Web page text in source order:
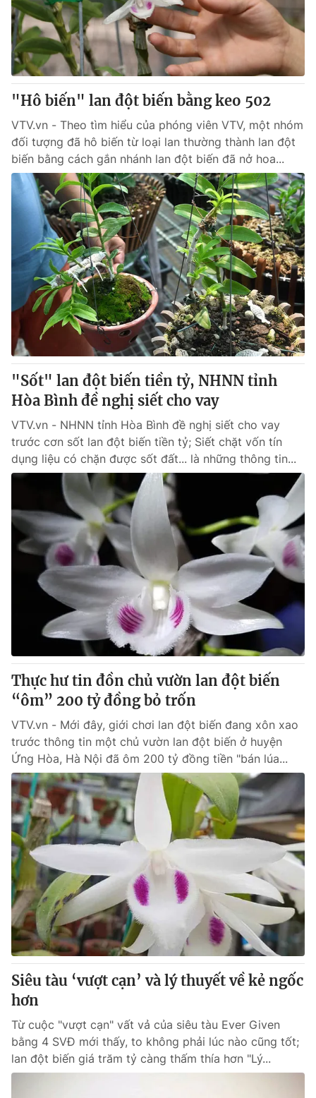
"Hô biến" lan đột biến bằng keo 502
VTV.vn - Theo tìm hiểu của phóng viên VTV, một nhóm
đối tượng đã hô biến từ loại lan thường thành lan đột
biến bằng cách gắn nhánh lan đột biến đã nở hoa...
"Sốt" lan đột biến tiền tỷ, NHNN tỉnh
Hòa Bình đề nghị siết cho vay
VTV.vn - NHNN tỉnh Hòa Bình đề nghị siết cho vay
trước cơn sốt lan đột biến tiền tỷ; Siết chặt vốn tín
dụng liệu có chặn được sốt đất... là những thông tin...
Thực hư tin đồn chủ vườn lan đột biến
“ôm” 200 tỷ đồng bỏ trốn
VTV.vn - Mới đây, giới chơi lan đột biến đang xôn xao
trước thông tin một chủ vườn lan đột biến ở huyện
Ứng Hòa, Hà Nội đã ôm 200 tỷ đồng tiền "bán lúa...
Siêu tàu ‘vượt cạn’ và lý thuyết về kẻ ngốc
hơn
Từ cuộc "vượt cạn" vất vả của siêu tàu Ever Given
bằng 4 SVĐ mới thấy, to không phải lúc nào cũng tốt;
lan đột biến giá trăm tỷ càng thấm thía hơn "Lý...